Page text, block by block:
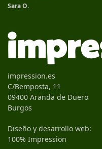
Sara O.
impression.es
C/Bemposta, 11
09400 Aranda de Duero
Burgos
Diseño y desarrollo web:
100% Impression